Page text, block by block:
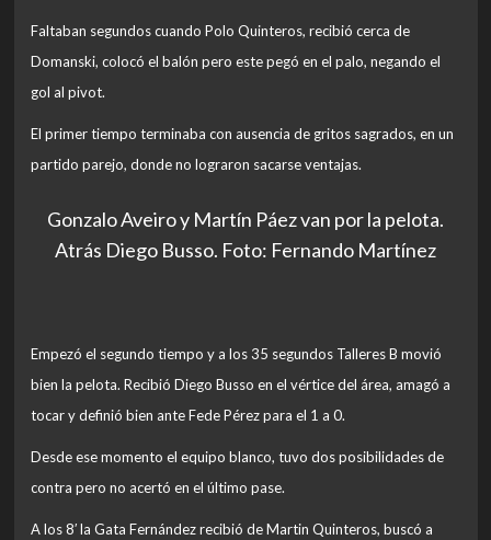
Faltaban segundos cuando Polo Quinteros, recibió cerca de
Domanski, colocó el balón pero este pegó en el palo, negando el
gol al pivot.
El primer tiempo terminaba con ausencia de gritos sagrados, en un
partido parejo, donde no lograron sacarse ventajas.
Gonzalo Aveiro y Martín Páez van por la pelota.
Atrás Diego Busso. Foto: Fernando Martínez
Empezó el segundo tiempo y a los 35 segundos Talleres B movió
bien la pelota. Recibió Diego Busso en el vértice del área, amagó a
tocar y definió bien ante Fede Pérez para el 1 a 0.
Desde ese momento el equipo blanco, tuvo dos posibilidades de
contra pero no acertó en el último pase.
A los 8′ la Gata Fernández recibió de Martin Quinteros, buscó a